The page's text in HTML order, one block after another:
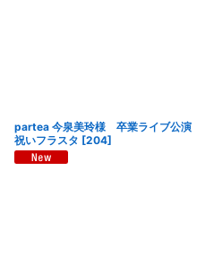
partea 今泉美玲様 卒業ライブ公演
祝いフラスタ [204]